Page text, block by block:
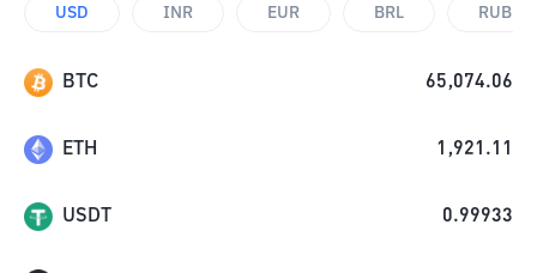
USD INR EUR BRL RUB
BTC 65,074.06
ETH 1,921.11
USDT 0.99933